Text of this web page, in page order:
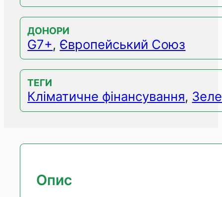
ДОНОРИ
G7+, Європейський Союз
ТЕГИ
Кліматичне фінансування,
Опис